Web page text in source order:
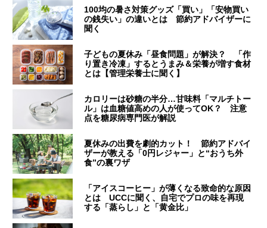
100均の暑さ対策グッズ「買い」「安物買い
の銭失い」の違いとは 節約アドバイザーに
聞く
子どもの夏休み「昼食問題」が解決？ 「作
り置き冷凍」するとうまみ＆栄養が増す食材
とは【管理栄養士に聞く】
カロリーは砂糖の半分…甘味料「マルチトー
ル」は血糖値高めの人が使ってOK？ 注意
点を糖尿病専門医が解説
夏休みの出費を劇的カット！ 節約アドバイ
ザーが教える「0円レジャー」と“おうち外
食”の裏ワザ
「アイスコーヒー」が薄くなる致命的な原因
とは UCCに聞く、自宅でプロの味を再現
する「蒸らし」と「黄金比」